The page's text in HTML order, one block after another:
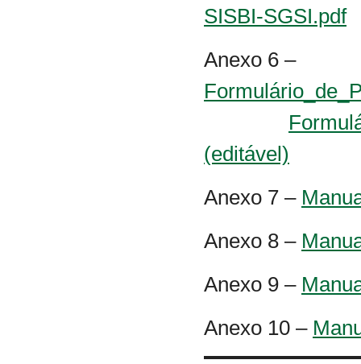
SISBI-SGSI.pdf
Anexo 6 –
(editável)
Anexo 7 –
Anexo 8 –
Anexo 9 –
Anexo 10 –